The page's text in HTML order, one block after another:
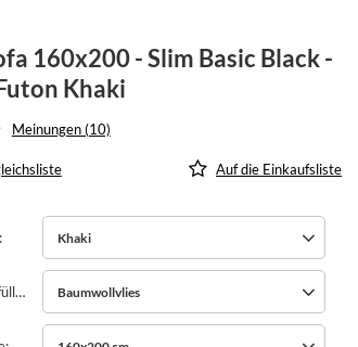
160x200 - Slim Basic Black -
Khaki
Meinungen (10)
Auf die Einkaufsliste
Khaki
Matratzenfüllung Baumwollvlies